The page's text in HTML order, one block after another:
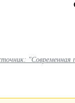
"Современная